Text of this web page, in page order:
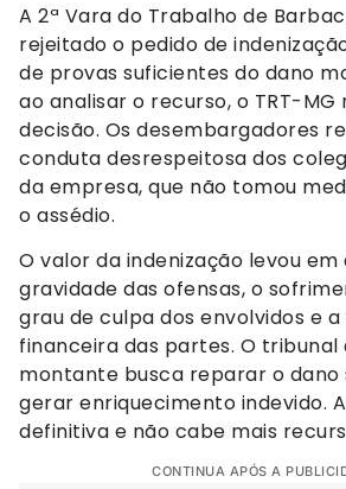
A 2ª Vara do Trabalho de
rejeitado o pedido de
de provas suficientes do dano
ao analisar o recurso, o TRT-
decisão. Os desembargadores
conduta desrespeitosa dos
da empresa, que não tomou
o assédio.
O valor da indenização levou
gravidade das ofensas, o
grau de culpa dos envolvidos e
financeira das partes. O tribunal
montante busca reparar o dano
gerar enriquecimento indevido.
definitiva e não cabe mais
CONTINUA APÓS A